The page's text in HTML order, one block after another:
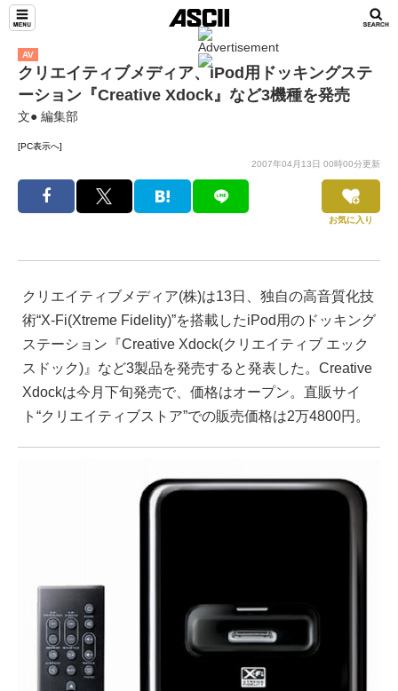
AV
クリエイティブメディア、iPod用ドッキングステ
ーション『Creative Xdock』など3機種を発売
文● 編集部
[PC表示へ]
2007年04月13日 00時00分更新
お気に入り
クリエイティブメディア(株)は13日、独自の高音質化技
術“X-Fi(Xtreme Fidelity)”を搭載したiPod用のドッキング
ステーション『Creative Xdock(クリエイティブ エック
スドック)』など3製品を発売すると発表した。Creative
Xdockは今月下旬発売で、価格はオープン。直販サイ
ト“クリエイティブストア”での販売価格は2万4800円。